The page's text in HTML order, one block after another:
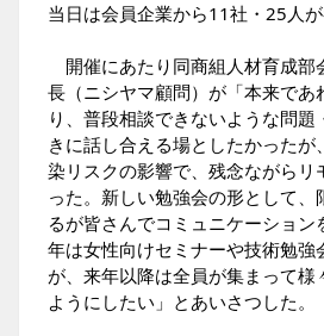
当日は会員企業から11社・25人が
開催にあたり同商組人材育成部
長（ニシヤマ顧問）が「本来であ
り、普段相談できないような問題
きに話し合える場としたかった
染リスクの影響で、残念ながらリ
った。新しい勉強会の形として、
るが皆さんでコミュニケーショ
年は女性向けセミナーや技術勉強
が、来年以降は全員が集まって様
ようにしたい」とあいさつした。